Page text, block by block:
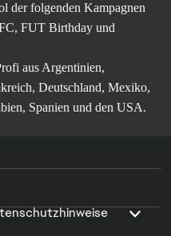
der folgenden Kampagnen
FUT Birthday und
aus Argentinien,
Deutschland, Mexiko,
Spanien und den USA.